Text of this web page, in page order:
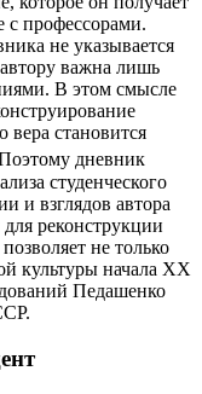
с профессорами.
не указывается
важна лишь
В этом смысле
вера становится
дневник
студенческого
и взглядов автора
реконструкции
не только
культуры начала XX
Педашенко